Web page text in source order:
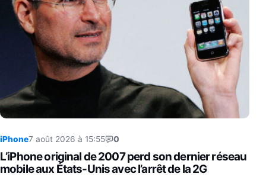
iPhone7 août 2026 à 15:55 0
L’iPhone original de 2007 perd son dernier réseau
mobile aux États-Unis avec l’arrêt de la 2G